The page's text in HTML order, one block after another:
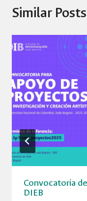
Similar Posts
Convocatoria
DIEB